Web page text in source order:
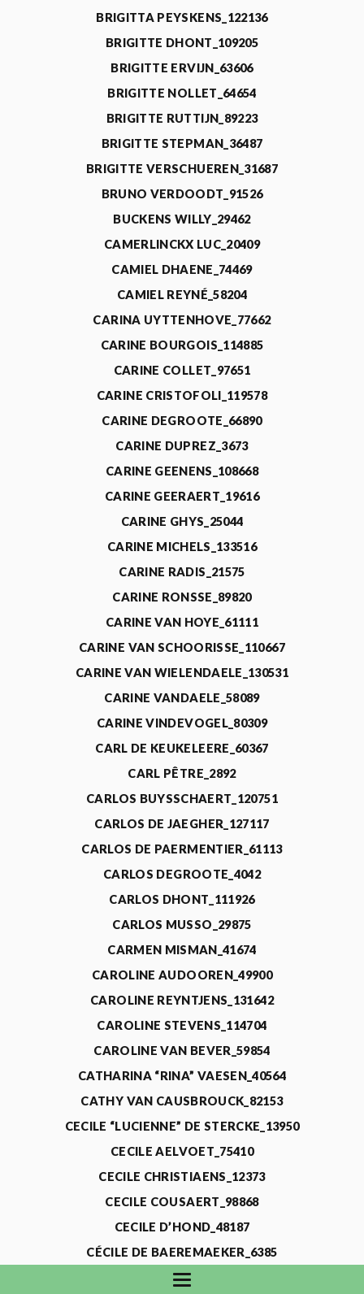
BRIGITTA PEYSKENS_122136
BRIGITTE DHONT_109205
BRIGITTE ERVIJN_63606
BRIGITTE NOLLET_64654
BRIGITTE RUTTIJN_89223
BRIGITTE STEPMAN_36487
BRIGITTE VERSCHUEREN_31687
BRUNO VERDOODT_91526
BUCKENS WILLY_29462
CAMERLINCKX LUC_20409
CAMIEL DHAENE_74469
CAMIEL REYNÉ_58204
CARINA UYTTENHOVE_77662
CARINE BOURGOIS_114885
CARINE COLLET_97651
CARINE CRISTOFOLI_119578
CARINE DEGROOTE_66890
CARINE DUPREZ_3673
CARINE GEENENS_108668
CARINE GEERAERT_19616
CARINE GHYS_25044
CARINE MICHELS_133516
CARINE RADIS_21575
CARINE RONSSE_89820
CARINE VAN HOYE_61111
CARINE VAN SCHOORISSE_110667
CARINE VAN WIELENDAELE_130531
CARINE VANDAELE_58089
CARINE VINDEVOGEL_80309
CARL DE KEUKELEERE_60367
CARL PÊTRE_2892
CARLOS BUYSSCHAERT_120751
CARLOS DE JAEGHER_127117
CARLOS DE PAERMENTIER_61113
CARLOS DEGROOTE_4042
CARLOS DHONT_111926
CARLOS MUSSO_29875
CARMEN MISMAN_41674
CAROLINE AUDOOREN_49900
CAROLINE REYNTJENS_131642
CAROLINE STEVENS_114704
CAROLINE VAN BEVER_59854
CATHARINA “RINA” VAESEN_40564
CATHY VAN CAUSBROUCK_82153
CECILE “LUCIENNE” DE STERCKE_13950
CECILE AELVOET_75410
CECILE CHRISTIAENS_12373
CECILE COUSAERT_98868
CECILE D’HOND_48187
CÉCILE DE BAEREMAEKER_6385
CECILE DE WAELE_4731